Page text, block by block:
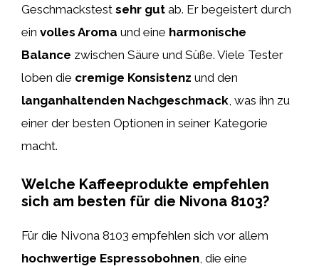
Geschmackstest sehr gut ab. Er begeistert durch
ein volles Aroma und eine harmonische
Balance zwischen Säure und Süße. Viele Tester
loben die cremige Konsistenz und den
langanhaltenden Nachgeschmack, was ihn zu
einer der besten Optionen in seiner Kategorie
macht.
Welche Kaffeeprodukte empfehlen
sich am besten für die Nivona 8103?
Für die Nivona 8103 empfehlen sich vor allem
hochwertige Espressobohnen , die eine